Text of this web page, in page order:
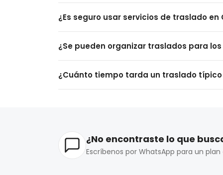
otros pasajeros en el camino.
Sí, la mayoría de los servicios de traslado
¿Es seguro usar servicios de traslado
Sí, las empresas de traslado de buena
¿Se pueden organizar traslados para
Sí, la mayoría de los paquetes de tours en
¿Cuánto tiempo tarda un traslado
¿No encontraste lo que
Escríbenos por WhatsApp para un